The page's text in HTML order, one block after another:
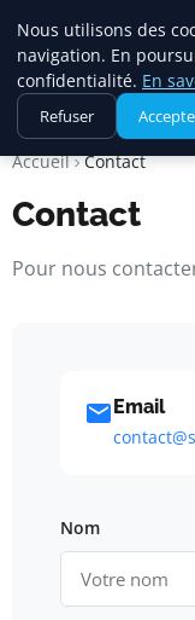
Square
BLOG
D'INFORMATIONS
Accueil Contact
Contact
Pour nous
Email
Nom
Nous utilisons des
navigation. En
confidentialité. En
Refuser